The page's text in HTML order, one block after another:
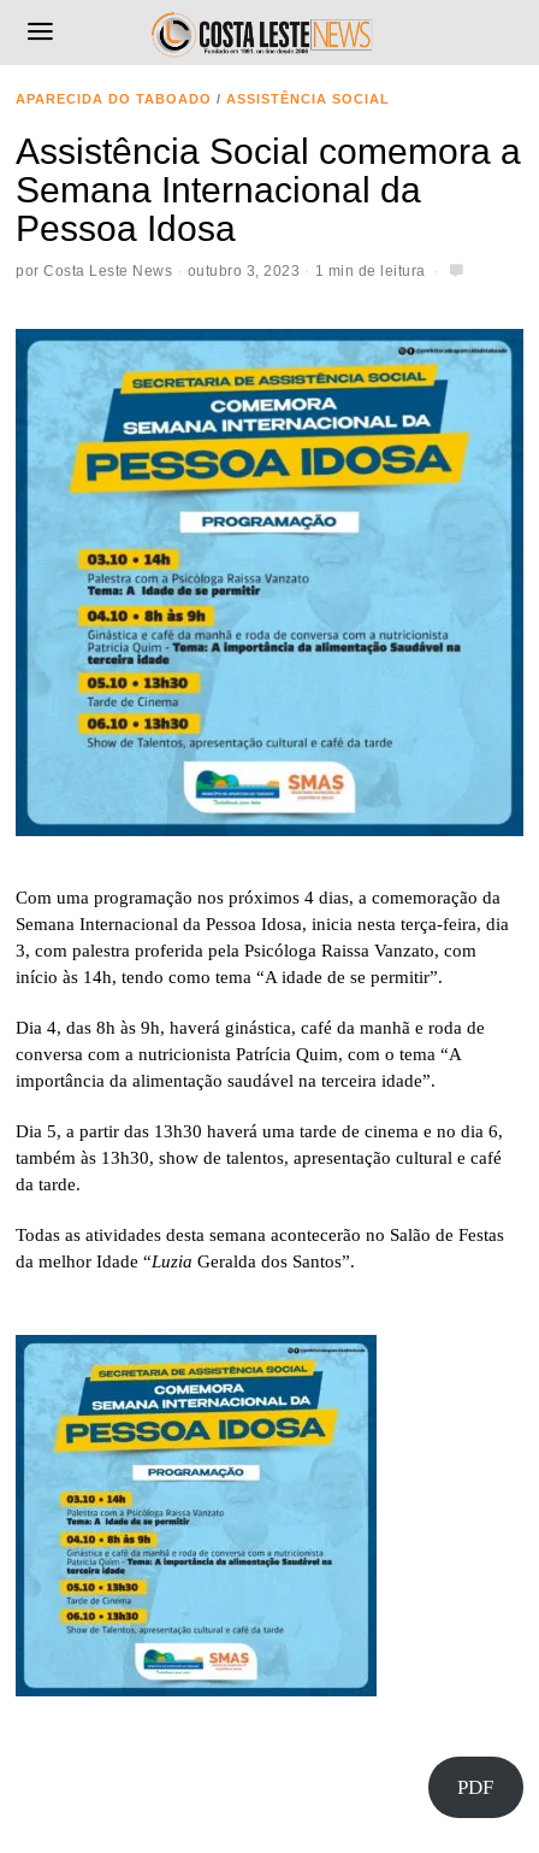
APARECIDA DO TABOADO / ASSISTÊNCIA SOCIAL
Assistência Social comemora a
Semana Internacional da
Pessoa Idosa
porCosta Leste News outubro 3, 2023 1 min de leitura
Com uma programação nos próximos 4 dias, a comemoração da
Semana Internacional da Pessoa Idosa, inicia nesta terça-feira, dia
3, com palestra proferida pela Psicóloga Raissa Vanzato, com
início às 14h, tendo como tema “A idade de se permitir”.
Dia 4, das 8h às 9h, haverá ginástica, café da manhã e roda de
conversa com a nutricionista Patrícia Quim, com o tema “A
importância da alimentação saudável na terceira idade”.
Dia 5, a partir das 13h30 haverá uma tarde de cinema e no dia 6,
também às 13h30, show de talentos, apresentação cultural e café
da tarde.
Todas as atividades desta semana acontecerão no Salão de Festas
da melhor Idade “Luzia Geralda dos Santos”.
PDF